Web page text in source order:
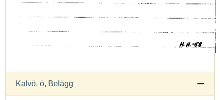
Kalvö, ö, Belägg